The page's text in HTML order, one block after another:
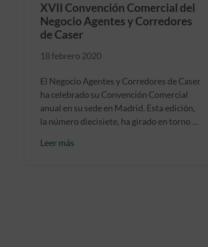
XVII Convención Comercial del
Negocio Agentes y Corredores
de Caser
18 febrero 2020
El Negocio Agentes y Corredores de Caser
ha celebrado su Convención Comercial
anual en su sede en Madrid. Esta edición,
la número diecisiete, ha girado en torno a
Leer más